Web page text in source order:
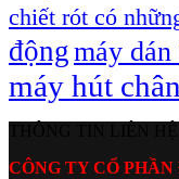
chiết rót có
độngmáy dán
máy hút
CÔNG TY CỔ